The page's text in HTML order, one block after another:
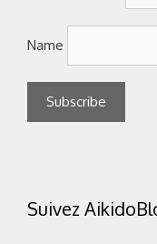
Name
Suivez